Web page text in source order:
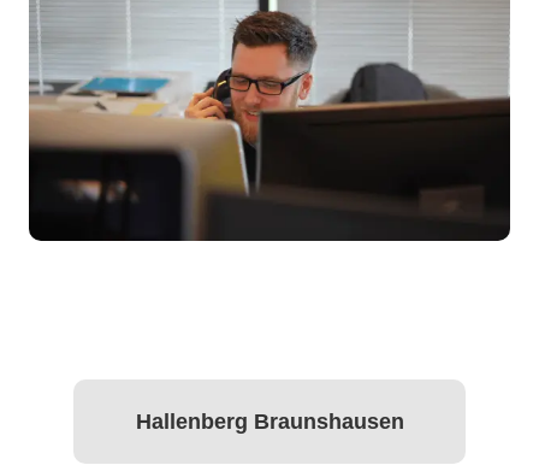
Hallenberg Braunshausen